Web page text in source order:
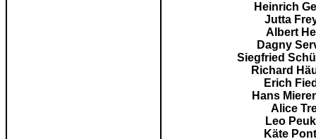
Heinrich
Jutta
Albert
Dagny
Siegfried
Richard
Erich
Hans
Alice
Leo
Käte